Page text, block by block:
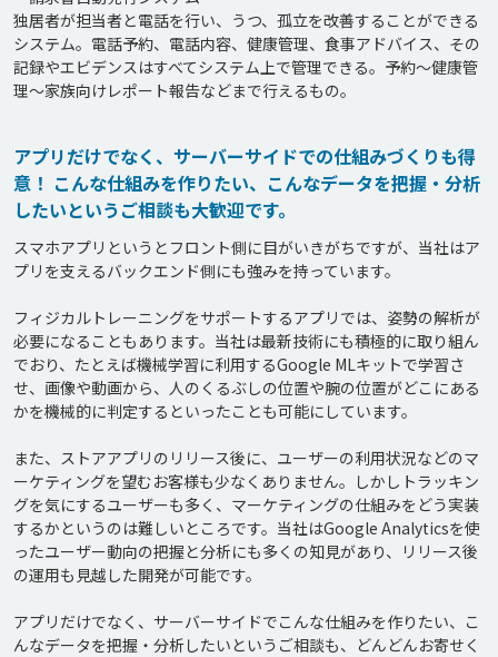
独居者が担当者と電話を行い、うつ、孤立を改善することができる
システム。電話予約、電話内容、健康管理、食事アドバイス、その
記録やエビデンスはすべてシステム上で管理できる。予約～健康管
アプリだけでなく、サーバーサイドでの仕組みづくりも得
意！ こんな仕組みを作りたい、こんなデータを把握・分析
したいというご相談も大歓迎です。
スマホアプリというとフロント側に目がいきがちですが、当社はア
プリを支えるバックエンド側にも強みを持っています。
フィジカルトレーニングをサポートするアプリでは、姿勢の解析が
必要になることもあります。当社は最新技術にも積極的に取り組ん
でおり、たとえば機械学習に利用するGoogle MLキットで学習さ
せ、画像や動画から、人のくるぶしの位置や腕の位置がどこにある
かを機械的に判定するといったことも可能にしています。
また、ストアアプリのリリース後に、ユーザーの利用状況などのマ
ーケティングを望むお客様も少なくありません。しかしトラッキン
グを気にするユーザーも多く、マーケティングの仕組みをどう実装
するかというのは難しいところです。当社はGoogle Analyticsを使
ったユーザー動向の把握と分析にも多くの知見があり、リリース後
の運用も見越した開発が可能です。
アプリだけでなく、サーバーサイドでこんな仕組みを作りたい、こ
んなデータを把握・分析したいというご相談も、どんどんお寄せく